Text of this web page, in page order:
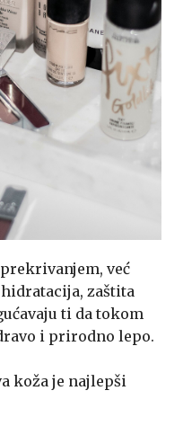
već
zaštita
ti da tokom
i prirodno lepo.
koža je najlepši